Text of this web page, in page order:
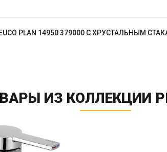
PLAN 14950 379000 С ХРУСТАЛЬНЫМ
ИЗ КОЛЛЕКЦИИ